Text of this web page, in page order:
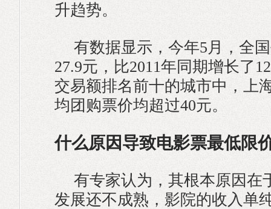
升趋势。
有数据显示，今年5月，全
27.9元，比2011年同期增长了
交易额排名前十的城市中，上
均团购票价均超过40元。
什么原因导致电影票最低限
有专家认为，其根本原因在
发展还不成熟，影院的收入单